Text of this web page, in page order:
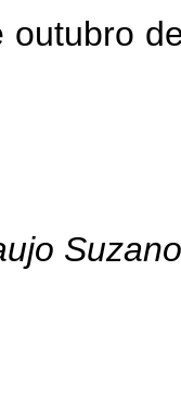
de
Suzano